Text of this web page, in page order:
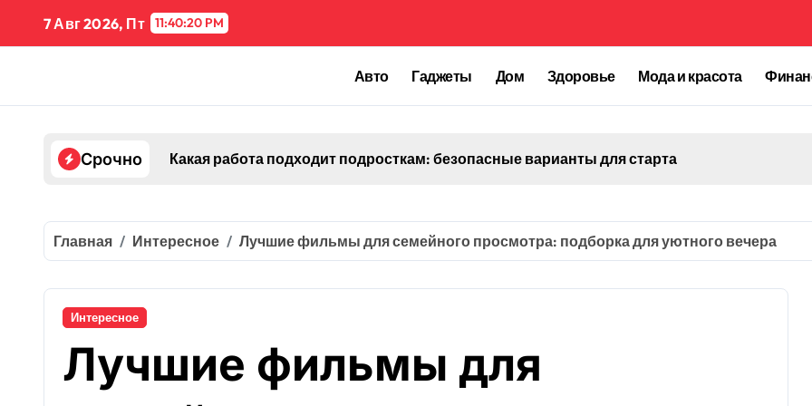
содержанию
7 Авг 2026, Пт 11:40:21 PM
Авто Гаджеты Дом Здоровье Мода и красота
Срочно Какая работа подходит подросткам: безопасные варианты для старта
Главная Интересное Лучшие фильмы для семейного просмотра: подборка для уютного вечера
Интересное
Лучшие фильмы для